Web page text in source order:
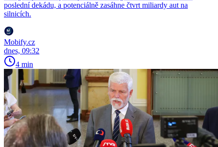
poslední dekádu, a potenciálně zasáhne čtvrt miliardy aut na
silnicích.
Mobify.cz
dnes, 09:32
4 min